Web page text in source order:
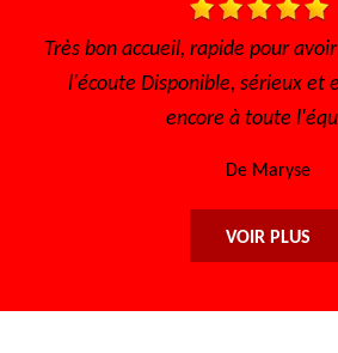
vous, à
Je recommande ce garage
VOIR PLUS